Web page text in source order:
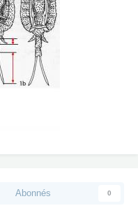
Abonnés 0